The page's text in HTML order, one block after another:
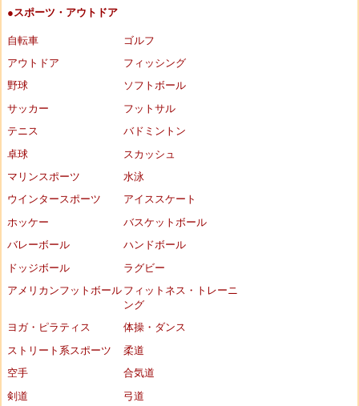
●スポーツ・アウトドア
自転車
ゴルフ
アウトドア
フィッシング
野球
ソフトボール
サッカー
フットサル
テニス
バドミントン
卓球
スカッシュ
マリンスポーツ
水泳
ウインタースポーツ
アイススケート
ホッケー
バスケットボール
バレーボール
ハンドボール
ドッジボール
ラグビー
アメリカンフットボール フィットネス・トレーニ
ング
ヨガ・ピラティス
体操・ダンス
ストリート系スポーツ
柔道
空手
合気道
剣道
弓道